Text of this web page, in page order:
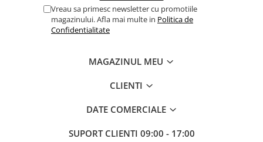
Hamace si leagane
Lampi solare
Lopeti si unelte deszapezit
Panouri si elemente gard
Pavaje si borduri
Vreau sa primesc newsletter cu promotiile
magazinului. Afla mai multe in Politica de
Confidentialitate
MAGAZINUL MEU
CLIENTI
DATE COMERCIALE
SUPORT CLIENTI 09:00 - 17:00